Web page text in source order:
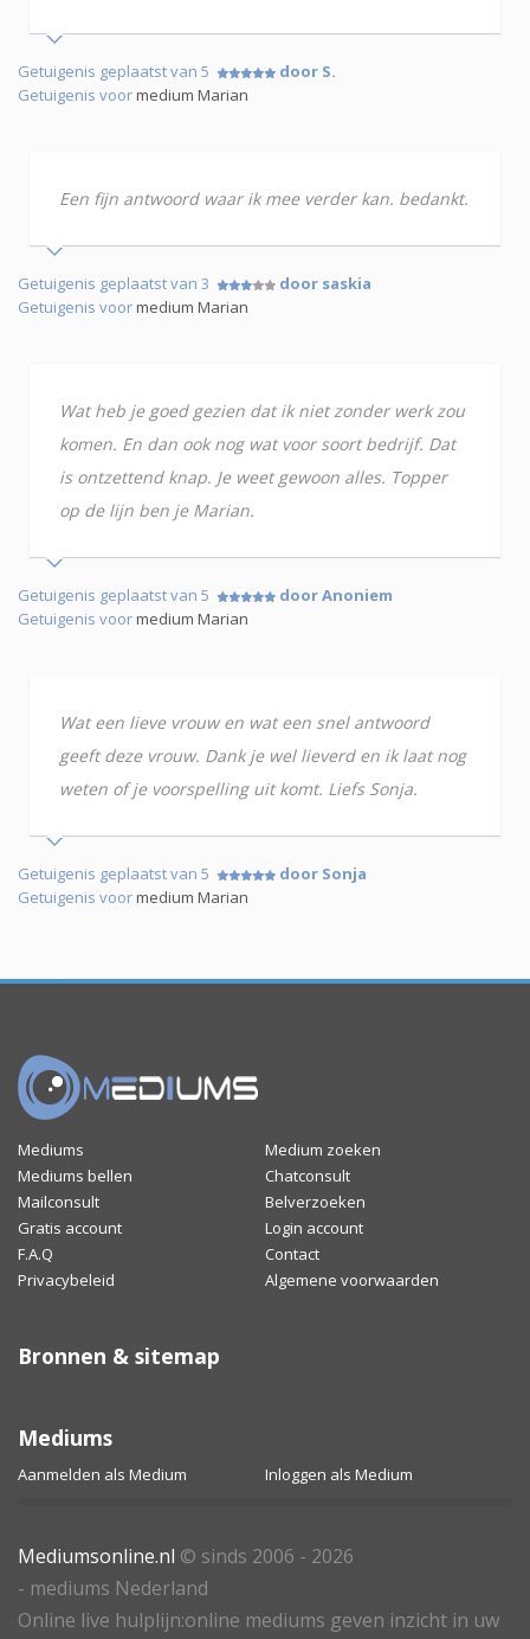
Getuigenis geplaatst van 5
door S.
Getuigenis voormedium Marian
Een fijn antwoord waar ik mee verder kan. bedankt.
Getuigenis geplaatst van 3
door saskia
Getuigenis voormedium Marian
Wat heb je goed gezien dat ik niet zonder werk zou
komen. En dan ook nog wat voor soort bedrijf. Dat
is ontzettend knap. Je weet gewoon alles. Topper
op de lijn ben je Marian.
Getuigenis geplaatst van 5
door Anoniem
Getuigenis voormedium Marian
Wat een lieve vrouw en wat een snel antwoord
geeft deze vrouw. Dank je wel lieverd en ik laat nog
weten of je voorspelling uit komt. Liefs Sonja.
Getuigenis geplaatst van 5
door Sonja
Getuigenis voormedium Marian
Mediums
Medium zoeken
Mediums bellen
Chatconsult
Mailconsult
Belverzoeken
Gratis account
Login account
F.A.Q
Contact
Privacybeleid
Algemene voorwaarden
Bronnen & sitemap
Mediums
Aanmelden als Medium Inloggen als Medium
Mediumsonline.nl © sinds 2006 - 2026
- mediums Nederland
Online live hulplijn:online mediums geven inzicht in uw